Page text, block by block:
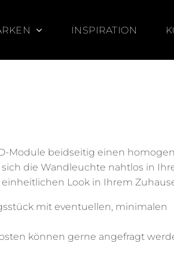
INSPIRATION
Module beidseitig einen
die Wandleuchte nahtlos in
Look in Ihrem
mit eventuellen, minimalen
können gerne angefragt